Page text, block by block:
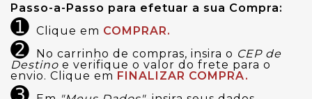
Passo-a-Passo para efetuar a sua Compra:
➊ Clique em COMPRAR.
➋ No carrinho de compras, insira o CEP de
Destino e verifique o valor do frete para o
envio. Clique em FINALIZAR COMPRA.